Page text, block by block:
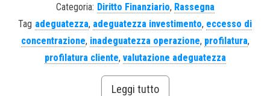
Categoria: Diritto Finanziario, Rassegna
Tag adeguatezza, adeguatezza investimento, eccesso di
concentrazione, inadeguatezza operazione, profilatura,
profilatura cliente, valutazione adeguatezza
Leggi tutto